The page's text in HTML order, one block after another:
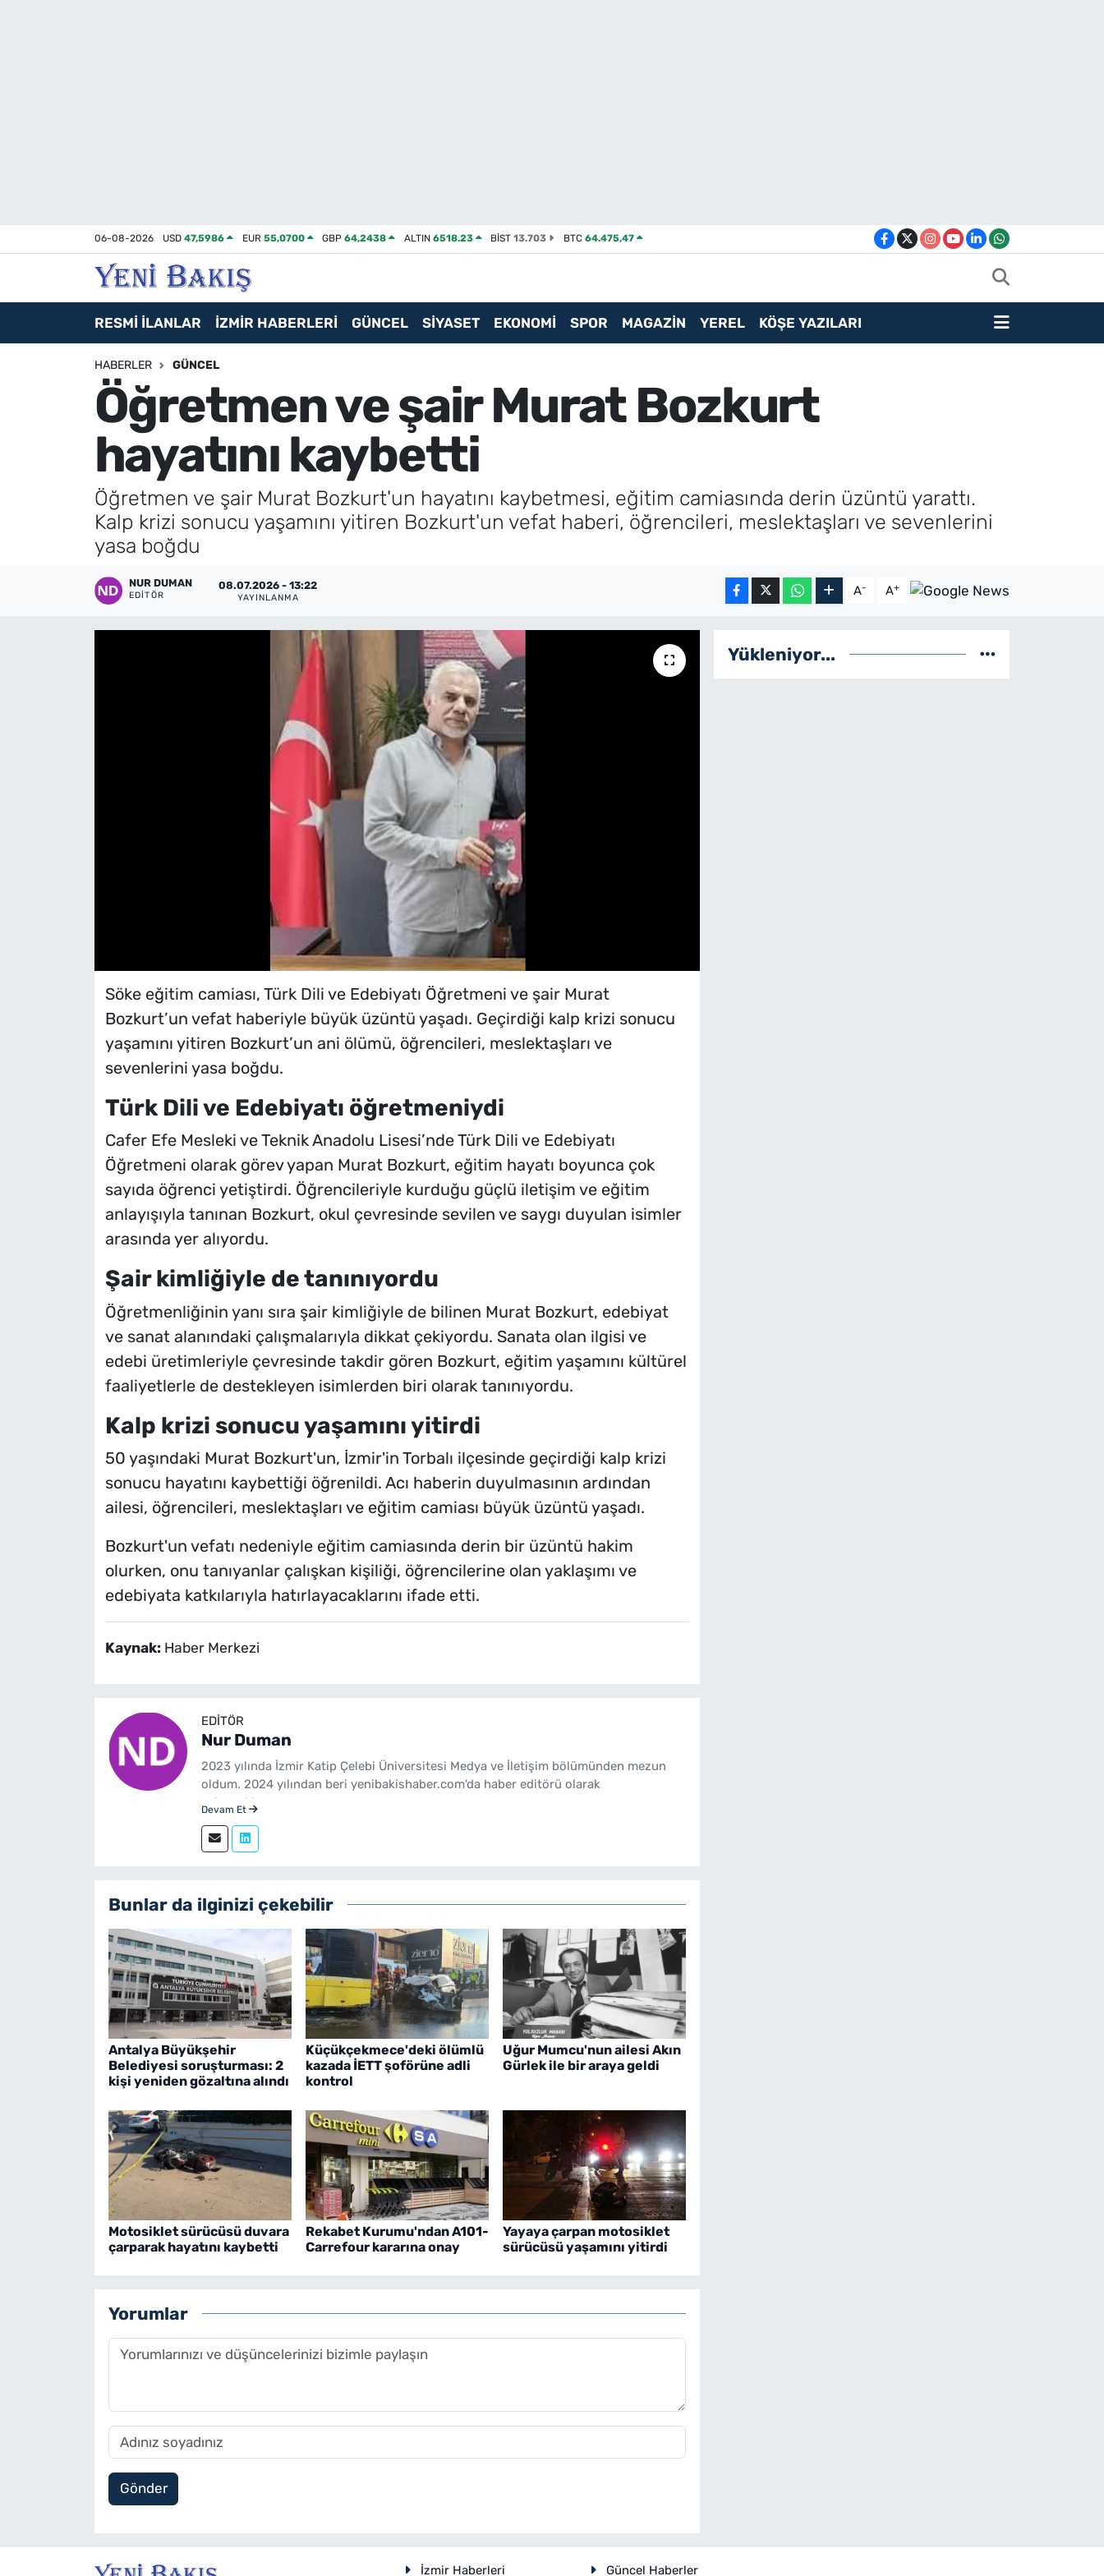
06-08-2026 USD47,5986 EUR 55,0700 GBP64,2438 ALTIN 6518.23 BİST13.703 BTC 64.475,47
RESMİ İLANLAR İZMİR HABERLERİ GÜNCEL SİYASET EKONOMİ SPOR MAGAZİN YEREL KÖŞE YAZILARI
HABERLER GÜNCEL
Öğretmen ve şair Murat Bozkurt
hayatını kaybetti
Öğretmen ve şair Murat Bozkurt'un hayatını kaybetmesi, eğitim camiasında derin üzüntü yarattı.
Kalp krizi sonucu yaşamını yitiren Bozkurt'un vefat haberi, öğrencileri, meslektaşları ve sevenlerini
yasa boğdu
NUR DUMAN
EDITÖR
08.07.2026 - 13:22
YAYINLANMA A- A+
Söke eğitim camiası, Türk Dili ve Edebiyatı Öğretmeni ve şair Murat
Bozkurt’un vefat haberiyle büyük üzüntü yaşadı. Geçirdiği kalp krizi sonucu
yaşamını yitiren Bozkurt’un ani ölümü, öğrencileri, meslektaşları ve
sevenlerini yasa boğdu.
Türk Dili ve Edebiyatı öğretmeniydi
Cafer Efe Mesleki ve Teknik Anadolu Lisesi’nde Türk Dili ve Edebiyatı
Öğretmeni olarak görev yapan Murat Bozkurt, eğitim hayatı boyunca çok
sayıda öğrenci yetiştirdi. Öğrencileriyle kurduğu güçlü iletişim ve eğitim
anlayışıyla tanınan Bozkurt, okul çevresinde sevilen ve saygı duyulan isimler
arasında yer alıyordu.
Şair kimliğiyle de tanınıyordu
Öğretmenliğinin yanı sıra şair kimliğiyle de bilinen Murat Bozkurt, edebiyat
ve sanat alanındaki çalışmalarıyla dikkat çekiyordu. Sanata olan ilgisi ve
edebi üretimleriyle çevresinde takdir gören Bozkurt, eğitim yaşamını kültürel
faaliyetlerle de destekleyen isimlerden biri olarak tanınıyordu.
Kalp krizi sonucu yaşamını yitirdi
50 yaşındaki Murat Bozkurt'un, İzmir'in Torbalı ilçesinde geçirdiği kalp krizi
sonucu hayatını kaybettiği öğrenildi. Acı haberin duyulmasının ardından
ailesi, öğrencileri, meslektaşları ve eğitim camiası büyük üzüntü yaşadı.
Bozkurt'un vefatı nedeniyle eğitim camiasında derin bir üzüntü hakim
olurken, onu tanıyanlar çalışkan kişiliği, öğrencilerine olan yaklaşımı ve
edebiyata katkılarıyla hatırlayacaklarını ifade etti.
Kaynak: Haber Merkezi
EDITÖR
Nur Duman
2023 yılında İzmir Katip Çelebi Üniversitesi Medya ve İletişim bölümünden mezun
oldum. 2024 yılından beri yenibakishaber.com'da haber editörü olarak
çalışmaktayım.
Devam Et
Bunlar da ilginizi çekebilir
Antalya Büyükşehir
Belediyesi soruşturması: 2
kişi yeniden gözaltına alındı
Küçükçekmece'deki ölümlü
kazada İETT şoförüne adli
kontrol
Uğur Mumcu'nun ailesi Akın
Gürlek ile bir araya geldi
Motosiklet sürücüsü duvara
çarparak hayatını kaybetti
Rekabet Kurumu'ndan A101-
Carrefour kararına onay
Yayaya çarpan motosiklet
sürücüsü yaşamını yitirdi
Yorumlar
Gönder
Yükleniyor...
İzmir Haberleri Güncel Haberler
Asayiş / Polis-Adliye
Magazin
İletişim